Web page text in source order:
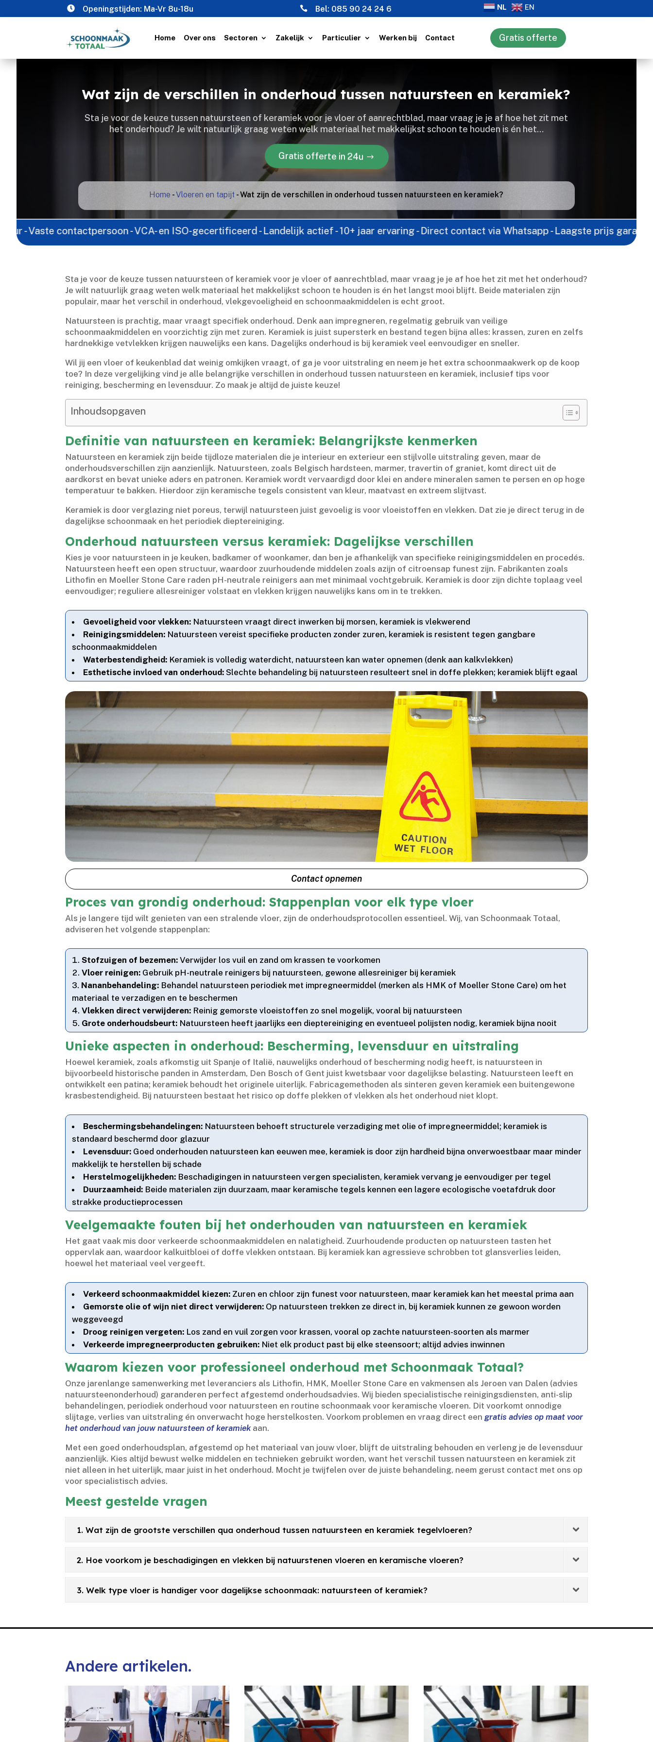
 Openingstijden: Ma-Vr 8u-18u  Bel: 085 90 24 24 6 NL EN
Home Over ons Sectoren Zakelijk Particulier Werken bij Contact Gratis offerte
Wat zijn de verschillen in onderhoud tussen natuursteen en keramiek?
Sta je voor de keuze tussen natuursteen of keramiek voor je vloer of aanrechtblad, maar vraag je je af hoe het zit met
het onderhoud? Je wilt natuurlijk graag weten welk materiaal het makkelijkst schoon te houden is én het…
Gratis offerte in 24u
Home -Vloeren en tapijt -Wat zijn de verschillen in onderhoud tussen natuursteen en keramiek?
contactpersoon - VCA- en ISO-gecertificeerd - Landelijk actief - 10+ jaar ervaring - Direct contact via Whatsapp - Laagste prijs garantie - Gratis
Sta je voor de keuze tussen natuursteen of keramiek voor je vloer of aanrechtblad, maar vraag je je af hoe het zit met het onderhoud?
Je wilt natuurlijk graag weten welk materiaal het makkelijkst schoon te houden is én het langst mooi blijft.​ Beide materialen zijn
populair, maar het verschil in onderhoud, vlekgevoeligheid en schoonmaakmiddelen is echt groot.​
Natuursteen is prachtig, maar vraagt specifiek onderhoud.​ Denk aan impregneren, regelmatig gebruik van veilige
schoonmaakmiddelen en voorzichtig zijn met zuren.​ Keramiek is juist supersterk en bestand tegen bijna alles: krassen, zuren en zelfs
hardnekkige vetvlekken krijgen nauwelijks een kans.​ Dagelijks onderhoud is bij keramiek veel eenvoudiger en sneller.​
Wil jij een vloer of keukenblad dat weinig omkijken vraagt, of ga je voor uitstraling en neem je het extra schoonmaakwerk op de koop
toe? In deze vergelijking vind je alle belangrijke verschillen in onderhoud tussen natuursteen en keramiek, inclusief tips voor
reiniging, bescherming en levensduur.​ Zo maak je altijd de juiste keuze!
Inhoudsopgaven
Definitie van natuursteen en keramiek: Belangrijkste kenmerken
Natuursteen en keramiek zijn beide tijdloze materialen die je interieur en exterieur een stijlvolle uitstraling geven, maar de
onderhoudsverschillen zijn aanzienlijk.​ Natuursteen, zoals Belgisch hardsteen, marmer, travertin of graniet, komt direct uit de
aardkorst en bevat unieke aders en patronen.​ Keramiek wordt vervaardigd door klei en andere mineralen samen te persen en op hoge
temperatuur te bakken.​ Hierdoor zijn keramische tegels consistent van kleur, maatvast en extreem slijtvast.​
Keramiek is door verglazing niet poreus, terwijl natuursteen juist gevoelig is voor vloeistoffen en vlekken.​ Dat zie je direct terug in de
dagelijkse schoonmaak en het periodiek dieptereiniging.​
Onderhoud natuursteen versus keramiek: Dagelijkse verschillen
Kies je voor natuursteen in je keuken, badkamer of woonkamer, dan ben je afhankelijk van specifieke reinigingsmiddelen en procedés.​
Natuursteen heeft een open structuur, waardoor zuurhoudende middelen zoals azijn of citroensap funest zijn.​ Fabrikanten zoals
Lithofin en Moeller Stone Care raden pH-neutrale reinigers aan met minimaal vochtgebruik.​ Keramiek is door zijn dichte toplaag veel
eenvoudiger; reguliere allesreiniger volstaat en vlekken krijgen nauwelijks kans om in te trekken.​
Gevoeligheid voor vlekken: Natuursteen vraagt direct inwerken bij morsen, keramiek is vlekwerend
Reinigingsmiddelen: Natuursteen vereist specifieke producten zonder zuren, keramiek is resistent tegen gangbare
schoonmaakmiddelen
Waterbestendigheid: Keramiek is volledig waterdicht, natuursteen kan water opnemen (denk aan kalkvlekken)
Esthetische invloed van onderhoud: Slechte behandeling bij natuursteen resulteert snel in doffe plekken; keramiek blijft egaal
Contact opnemen
Proces van grondig onderhoud: Stappenplan voor elk type vloer
Als je langere tijd wilt genieten van een stralende vloer, zijn de onderhoudsprotocollen essentieel.​ Wij, van Schoonmaak Totaal,
adviseren het volgende stappenplan:
Stofzuigen of bezemen: Verwijder los vuil en zand om krassen te voorkomen
Vloer reinigen: Gebruik pH-neutrale reinigers bij natuursteen, gewone allesreiniger bij keramiek
Nananbehandeling: Behandel natuursteen periodiek met impregneermiddel (merken als HMK of Moeller Stone Care) om het
materiaal te verzadigen en te beschermen
Vlekken direct verwijderen: Reinig gemorste vloeistoffen zo snel mogelijk, vooral bij natuursteen
Grote onderhoudsbeurt: Natuursteen heeft jaarlijks een dieptereiniging en eventueel polijsten nodig, keramiek bijna nooit
Unieke aspecten in onderhoud: Bescherming, levensduur en uitstraling
Hoewel keramiek, zoals afkomstig uit Spanje of Italië, nauwelijks onderhoud of bescherming nodig heeft, is natuursteen in
bijvoorbeeld historische panden in Amsterdam, Den Bosch of Gent juist kwetsbaar voor dagelijkse belasting.​ Natuursteen leeft en
ontwikkelt een patina; keramiek behoudt het originele uiterlijk.​ Fabricagemethoden als sinteren geven keramiek een buitengewone
krasbestendigheid.​ Bij natuursteen bestaat het risico op doffe plekken of vlekken als het onderhoud niet klopt.​
Beschermingsbehandelingen: Natuursteen behoeft structurele verzadiging met olie of impregneermiddel; keramiek is
standaard beschermd door glazuur
Levensduur: Goed onderhouden natuursteen kan eeuwen mee, keramiek is door zijn hardheid bijna onverwoestbaar maar minder
makkelijk te herstellen bij schade
Herstelmogelijkheden: Beschadigingen in natuursteen vergen specialisten, keramiek vervang je eenvoudiger per tegel
Duurzaamheid: Beide materialen zijn duurzaam, maar keramische tegels kennen een lagere ecologische voetafdruk door
strakke productieprocessen
Veelgemaakte fouten bij het onderhouden van natuursteen en keramiek
Het gaat vaak mis door verkeerde schoonmaakmiddelen en nalatigheid.​ Zuurhoudende producten op natuursteen tasten het
oppervlak aan, waardoor kalkuitbloei of doffe vlekken ontstaan.​ Bij keramiek kan agressieve schrobben tot glansverlies leiden,
hoewel het materiaal veel vergeeft.​
Verkeerd schoonmaakmiddel kiezen: Zuren en chloor zijn funest voor natuursteen, maar keramiek kan het meestal prima aan
Gemorste olie of wijn niet direct verwijderen: Op natuursteen trekken ze direct in, bij keramiek kunnen ze gewoon worden
weggeveegd
Droog reinigen vergeten: Los zand en vuil zorgen voor krassen, vooral op zachte natuursteen-soorten als marmer
Verkeerde impregneerproducten gebruiken: Niet elk product past bij elke steensoort; altijd advies inwinnen
Waarom kiezen voor professioneel onderhoud met Schoonmaak Totaal?
Onze jarenlange samenwerking met leveranciers als Lithofin, HMK, Moeller Stone Care en vakmensen als Jeroen van Dalen (advies
natuursteenonderhoud) garanderen perfect afgestemd onderhoudsadvies.​ Wij bieden specialistische reinigingsdiensten, anti-slip
behandelingen, periodiek onderhoud voor natuursteen en routine schoonmaak voor keramische vloeren.​ Dit voorkomt onnodige
slijtage, verlies van uitstraling én onverwacht hoge herstelkosten.​ Voorkom problemen en vraag direct een gratis advies op maat voor
het onderhoud van jouw natuursteen of keramiekaan.​
Met een goed onderhoudsplan, afgestemd op het materiaal van jouw vloer, blijft de uitstraling behouden en verleng je de levensduur
aanzienlijk.​ Kies altijd bewust welke middelen en technieken gebruikt worden, want het verschil tussen natuursteen en keramiek zit
niet alleen in het uiterlijk, maar juist in het onderhoud.​ Mocht je twijfelen over de juiste behandeling, neem gerust contact met ons op
voor specialistisch advies.​
Meest gestelde vragen
1. Wat zijn de grootste verschillen qua onderhoud tussen natuursteen en keramiek tegelvloeren?
2. Hoe voorkom je beschadigingen en vlekken bij natuurstenen vloeren en keramische vloeren?
3. Welk type vloer is handiger voor dagelijkse schoonmaak: natuursteen of keramiek?
Andere artikelen.